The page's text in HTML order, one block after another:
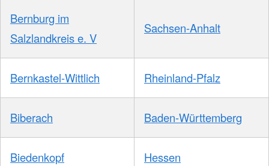
Bernburg im
Salzlandkreis e. V
Sachsen-Anhalt
Bernkastel-Wittlich Rheinland-Pfalz
Biberach Baden-Württemberg
Biedenkopf Hessen